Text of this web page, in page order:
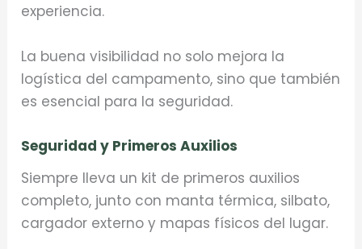
experiencia.
La buena visibilidad no solo mejora la
logística del campamento, sino que también
es esencial para la seguridad.
Seguridad y Primeros Auxilios
Siempre lleva un kit de primeros auxilios
completo, junto con manta térmica, silbato,
cargador externo y mapas físicos del lugar.